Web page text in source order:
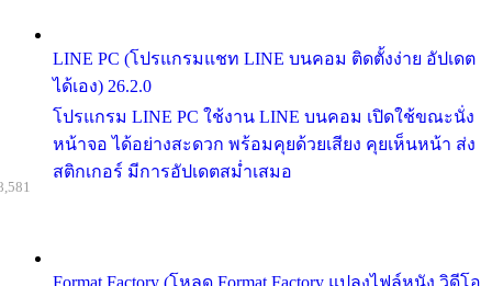
LINE PC (โปรแกรมแชท LINE บนคอม ติดตั้งง่าย อัปเดต
ได้เอง) 26.2.0
โปรแกรม LINE PC ใช้งาน LINE บนคอม เปิดใช้ขณะนั่ง
หน้าจอ ได้อย่างสะดวก พร้อมคุยด้วยเสียง คุยเห็นหน้า ส่ง
สติกเกอร์ มีการอัปเดตสม่ำเสมอ
Format Factory (โหลด Format Factory แปลงไฟล์หนัง วิดีโอ